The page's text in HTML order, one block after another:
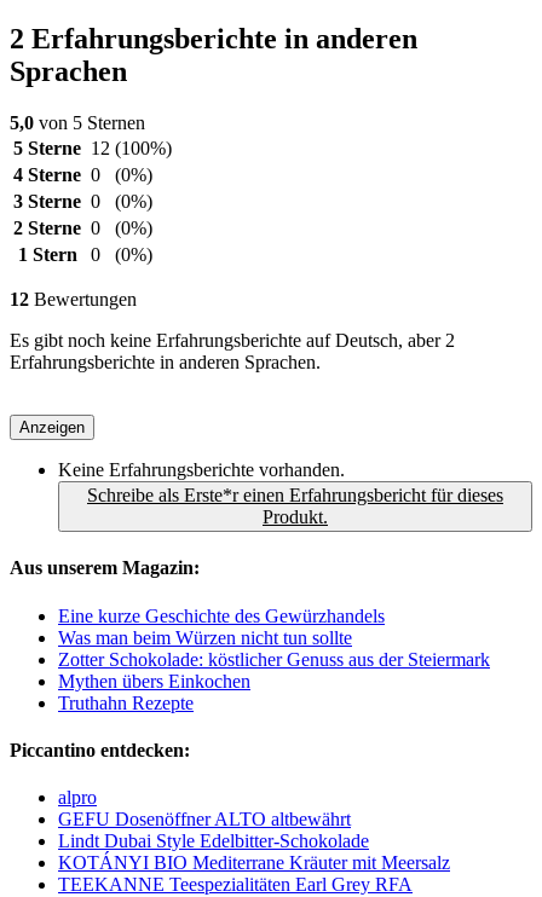
2 Erfahrungsberichte in anderen
Sprachen
5,0 von 5 Sternen
5 Sterne 12 (100%)
4 Sterne 0
(0%)
3 Sterne 0
(0%)
2 Sterne 0
(0%)
1 Stern
0 (0%)
12 Bewertungen
Es gibt noch keine Erfahrungsberichte auf Deutsch, aber 2
Erfahrungsberichte in anderen Sprachen.
Anzeigen
Keine Erfahrungsberichte vorhanden.
Schreibe als Erste*r einen Erfahrungsbericht für dieses
Produkt.
Aus unserem Magazin:
Eine kurze Geschichte des Gewürzhandels
Was man beim Würzen nicht tun sollte
Zotter Schokolade: köstlicher Genuss aus der Steiermark
Mythen übers Einkochen
Truthahn Rezepte
Piccantino entdecken:
alpro
GEFU Dosenöffner ALTO altbewährt
Lindt Dubai Style Edelbitter-Schokolade
KOTÁNYI BIO Mediterrane Kräuter mit Meersalz
TEEKANNE Teespezialitäten Earl Grey RFA